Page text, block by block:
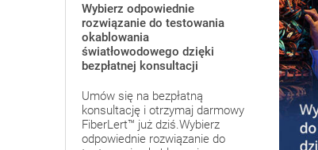
Wybierz odpowiednie
rozwiązanie do testowania
okablowania
światłowodowego dzięki
bezpłatnej konsultacji
Umów się na bezpłatną
konsultację i otrzymaj darmowy
FiberLert™ już dziś.Wybierz
odpowiednie rozwiązanie do